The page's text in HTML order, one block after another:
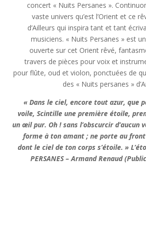
concert « Nuits Persanes ».
vaste univers qu’est l’Orient et ce
d’Ailleurs qui inspira tant et tant
musiciens. « Nuits Persanes » est
ouverte sur cet Orient rêvé,
travers de pièces pour voix et
pour flûte, oud et violon, ponctuées de
des « Nuits persanes »
« Dans le ciel, encore tout azur, que
voile, Scintille une première étoile,
un œil pur. Oh ! sans l’obscurcir d’aucun
forme à ton amant ; ne porte au front
dont le ciel de ton corps s’étoile. »
PERSANES – Armand Renaud